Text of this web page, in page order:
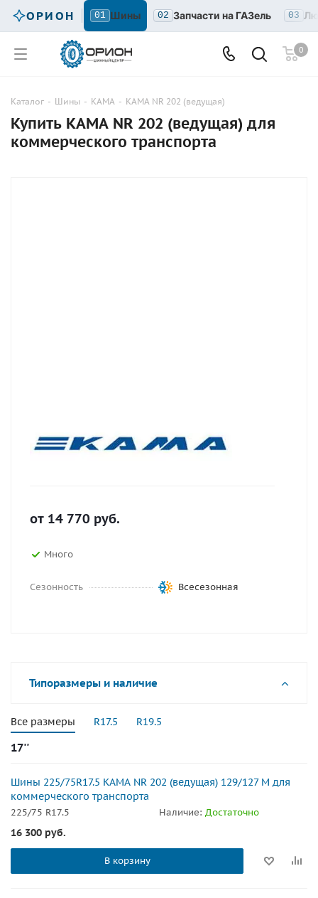
ОРИОН 01 Шины 02 Запчасти на ГАЗель 03
0
Каталог - Шины - КАМА - КАМА NR 202 (ведущая)
Купить КАМА NR 202 (ведущая) для
коммерческого транспорта
от 14 770 руб.
Много
Сезонность Всесезонная
Типоразмеры и наличие
Все размеры R17.5 R19.5
17''
Шины 225/75R17.5 КАМА NR 202 (ведущая) 129/127 M для
коммерческого транспорта
225/75 R17.5 Наличие: Достаточно
16 300 руб.
В корзину